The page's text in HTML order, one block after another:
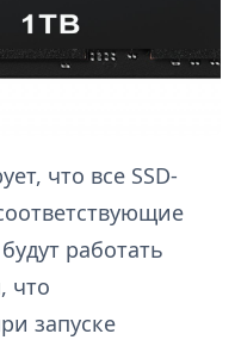
что все SSD-
работать
что
запуске